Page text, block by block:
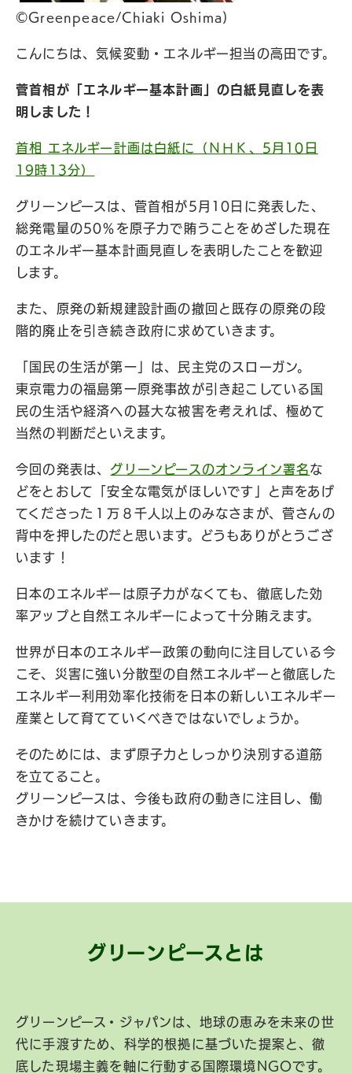
©Greenpeace/Chiaki Oshima)
こんにちは、気候変動・エネルギー担当の高田です。
菅首相が「エネルギー基本計画」の白紙見直しを表
明しました！
首相 エネルギー計画は白紙に（ＮＨＫ、5月10日
19時13分）
グリーンピースは、菅首相が5月10日に発表した、
総発電量の50％を原子力で賄うことをめざした現在
のエネルギー基本計画見直しを表明したことを歓迎
します。
また、原発の新規建設計画の撤回と既存の原発の段
階的廃止を引き続き政府に求めていきます。
「国民の生活が第一」は、民主党のスローガン。
東京電力の福島第一原発事故が引き起こしている国
民の生活や経済への甚大な被害を考えれば、極めて
当然の判断だといえます。
今回の発表は、 グリーンピースのオンライン署名な
どをとおして「安全な電気がほしいです」と声をあげ
てくださった１万８千人以上のみなさまが、菅さんの
背中を押したのだと思います。どうもありがとうござ
います！
日本のエネルギーは原子力がなくても、徹底した効
率アップと自然エネルギーによって十分賄えます。
世界が日本のエネルギー政策の動向に注目している今
こそ、災害に強い分散型の自然エネルギーと徹底した
エネルギー利用効率化技術を日本の新しいエネルギー
産業として育てていくべきではないでしょうか。
そのためには、まず原子力としっかり決別する道筋
を立てること。
グリーンピースは、今後も政府の動きに注目し、働
きかけを続けていきます。
グリーンピースとは
グリーンピース・ジャパンは、地球の恵みを未来の世
代に手渡すため、科学的根拠に基づいた提案と、徹
底した現場主義を軸に行動する国際環境NGOです。